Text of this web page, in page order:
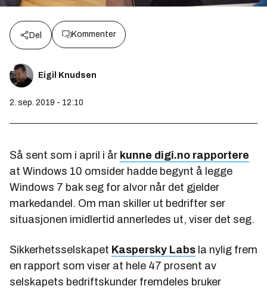
Del Kommenter
Eigil Knudsen
2. sep. 2019 - 12:10
Så sent som i april i år kunne digi.no rapportere
at Windows 10 omsider hadde begynt å legge
Windows 7 bak seg for alvor når det gjelder
markedandel. Om man skiller ut bedrifter ser
situasjonen imidlertid annerledes ut, viser det seg.
Sikkerhetsselskapet Kaspersky Labs la nylig frem
en rapport som viser at hele 47 prosent av
selskapets bedriftskunder fremdeles bruker